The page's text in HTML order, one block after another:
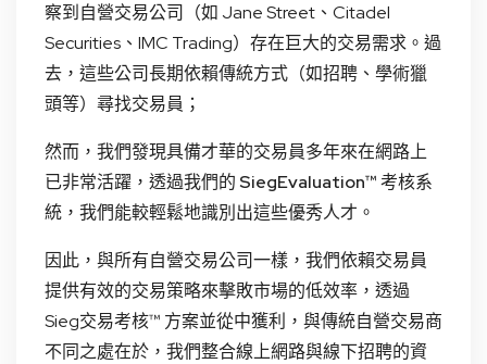
察到自營交易公司（如 Jane Street、Citadel
Securities、IMC Trading）存在巨大的交易需求。過
去，這些公司長期依賴傳統方式（如招聘、學術獵
頭等）尋找交易員；
然而，我們發現具備才華的交易員多年來在網路上
已非常活躍，透過我們的 SiegEvaluation™考核系
統，我們能較輕鬆地識別出這些優秀人才。
因此，與所有自營交易公司一樣，我們依賴交易員
提供有效的交易策略來擊敗市場的低效率，透過
Sieg交易考核™ 方案並從中獲利，與傳統自營交易商
不同之處在於，我們整合線上網路與線下招聘的資